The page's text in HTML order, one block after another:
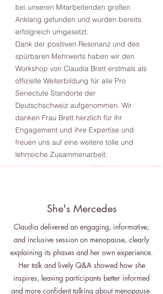
bei unseren Mitarbeitenden großen
Anklang gefunden und wurden bereits
erfolgreich umgesetzt.
Dank der positiven Resonanz und des
spürbaren Mehrwerts haben wir den
Workshop von Claudia Brett erstmals als
offizielle Weiterbildung für alle Pro
Senectute Standorte der
Deutschschweiz aufgenommen. Wir
danken Frau Brett herzlich für ihr
Engagement und ihre Expertise und
freuen uns auf eine weitere tolle und
lehrreiche Zusammenarbeit.
She's Mercedes
Claudia delivered an engaging, informative,
and inclusive session on menopause, clearly
explaining its phases and her own experience.
Her talk and lively Q&A showed how she
inspires, leaving participants better informed
and more confident talking about menopause.